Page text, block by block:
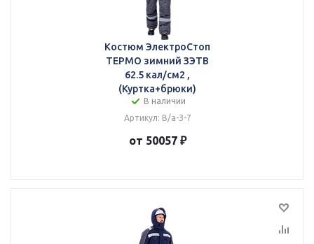
Костюм ЭлектроСтоп
ТЕРМО зимний ЗЭТВ
62.5 кал/см2 ,
(Куртка+брюки)
В наличии
Артикул: В/а-З-7
от 50057 ₽